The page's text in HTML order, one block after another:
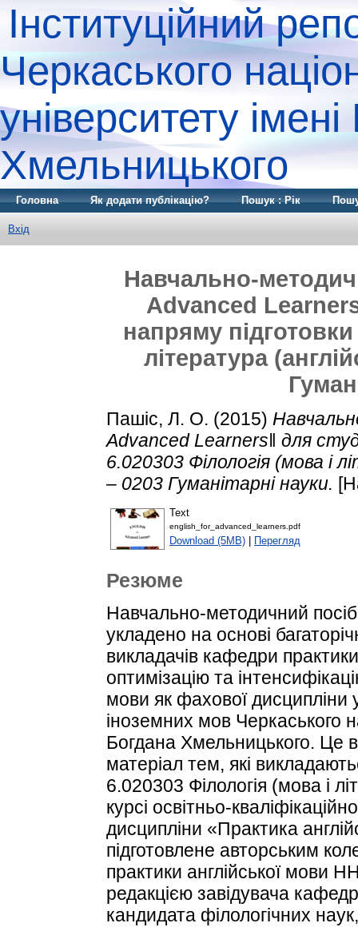
Інституційний
Черкаського
університету
Хмельницького
Головна Як додати публікацію? Пошук : Рік
Вхід
Навчально-
Advanced
напряму
література
Пашіс, Л. О. (2015)
Advanced Learners‖ для
6.020303 Філологія (мова і
– 0203 Гуманітарні науки.
Text
english_for_advanced_learners.pdf
Download (5MB) Перегляд
Резюме
Навчально-методичний
укладено на основі
викладачів кафедри
оптимізацію та
мови як фахової дисципліни
іноземних мов Черкаського
Богдана Хмельницького. Це
матеріал тем, які
6.020303 Філологія (мова і
курсі освітньо-
дисципліни «Практика
підготовлене авторським
практики англійської мови
редакцією завідувача
кандидата філологічних